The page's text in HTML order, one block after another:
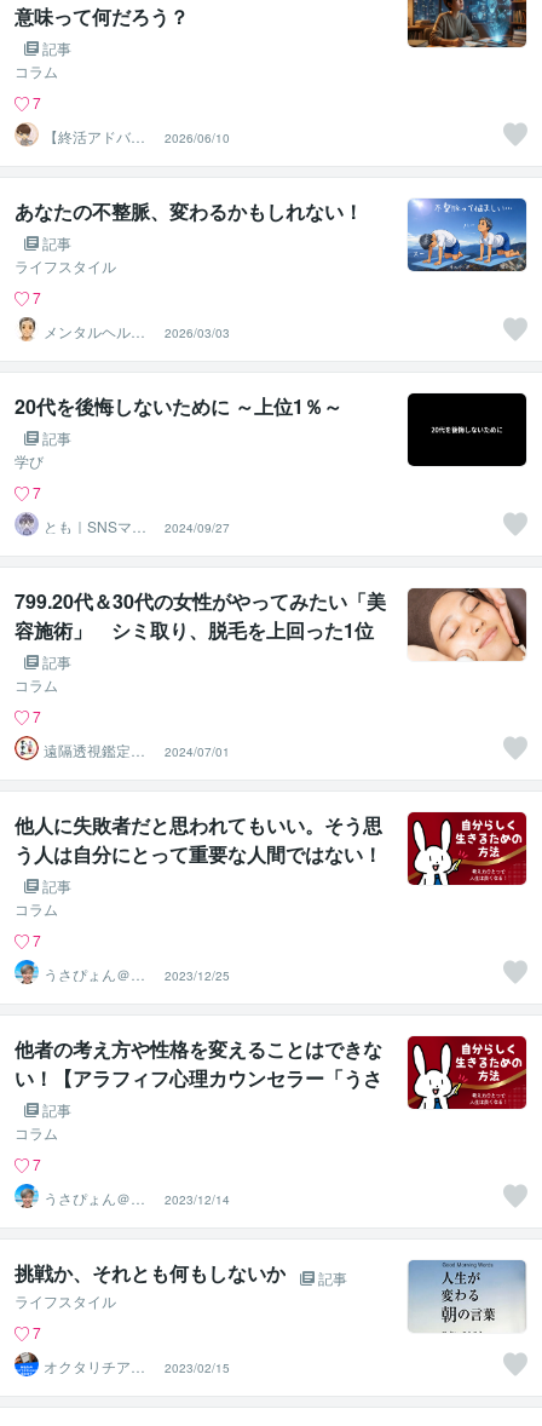
意味って何だろう？
記事
コラム
7
【終活アドバイ
ザー・雑談】せ
いお
2026/06/10
あなたの不整脈、変わるかもしれない！
記事
ライフスタイル
7
メンタルヘルス
のお手伝い✨よ
うすけ
2026/03/03
20代を後悔しないために ～上位1％～
記事
学び
7
とも｜SNSマー
ケティング
2024/09/27
799.20代＆30代の女性がやってみたい「美
容施術」 シミ取り、脱毛を上回った1位
は？記事
コラム
7
遠隔透視鑑定
師・すずか✡
2024/07/01
他人に失敗者だと思われてもいい。そう思
う人は自分にとって重要な人間ではない！
【アラフィフ心理カウンセラー「うさぴょ
ん」のココナラ電話相談】
記事
コラム
7
うさぴょん＠癒
し系アラフィフ
心寄り添い人
2023/12/25
他者の考え方や性格を変えることはできな
い！【アラフィフ心理カウンセラー「うさ
ぴょん」のココナラ電話相談】
記事
コラム
7
うさぴょん＠癒
し系アラフィフ
心寄り添い人
2023/12/14
挑戦か、それとも何もしないか
記事
ライフスタイル
7
オクタリチア出
版
2023/02/15